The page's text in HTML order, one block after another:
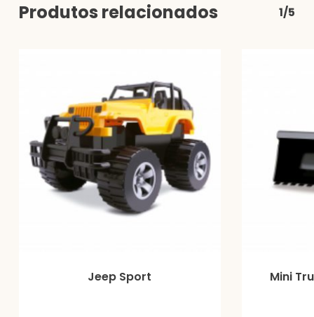
Produtos relacionados 1/5
Jeep Sport Mini